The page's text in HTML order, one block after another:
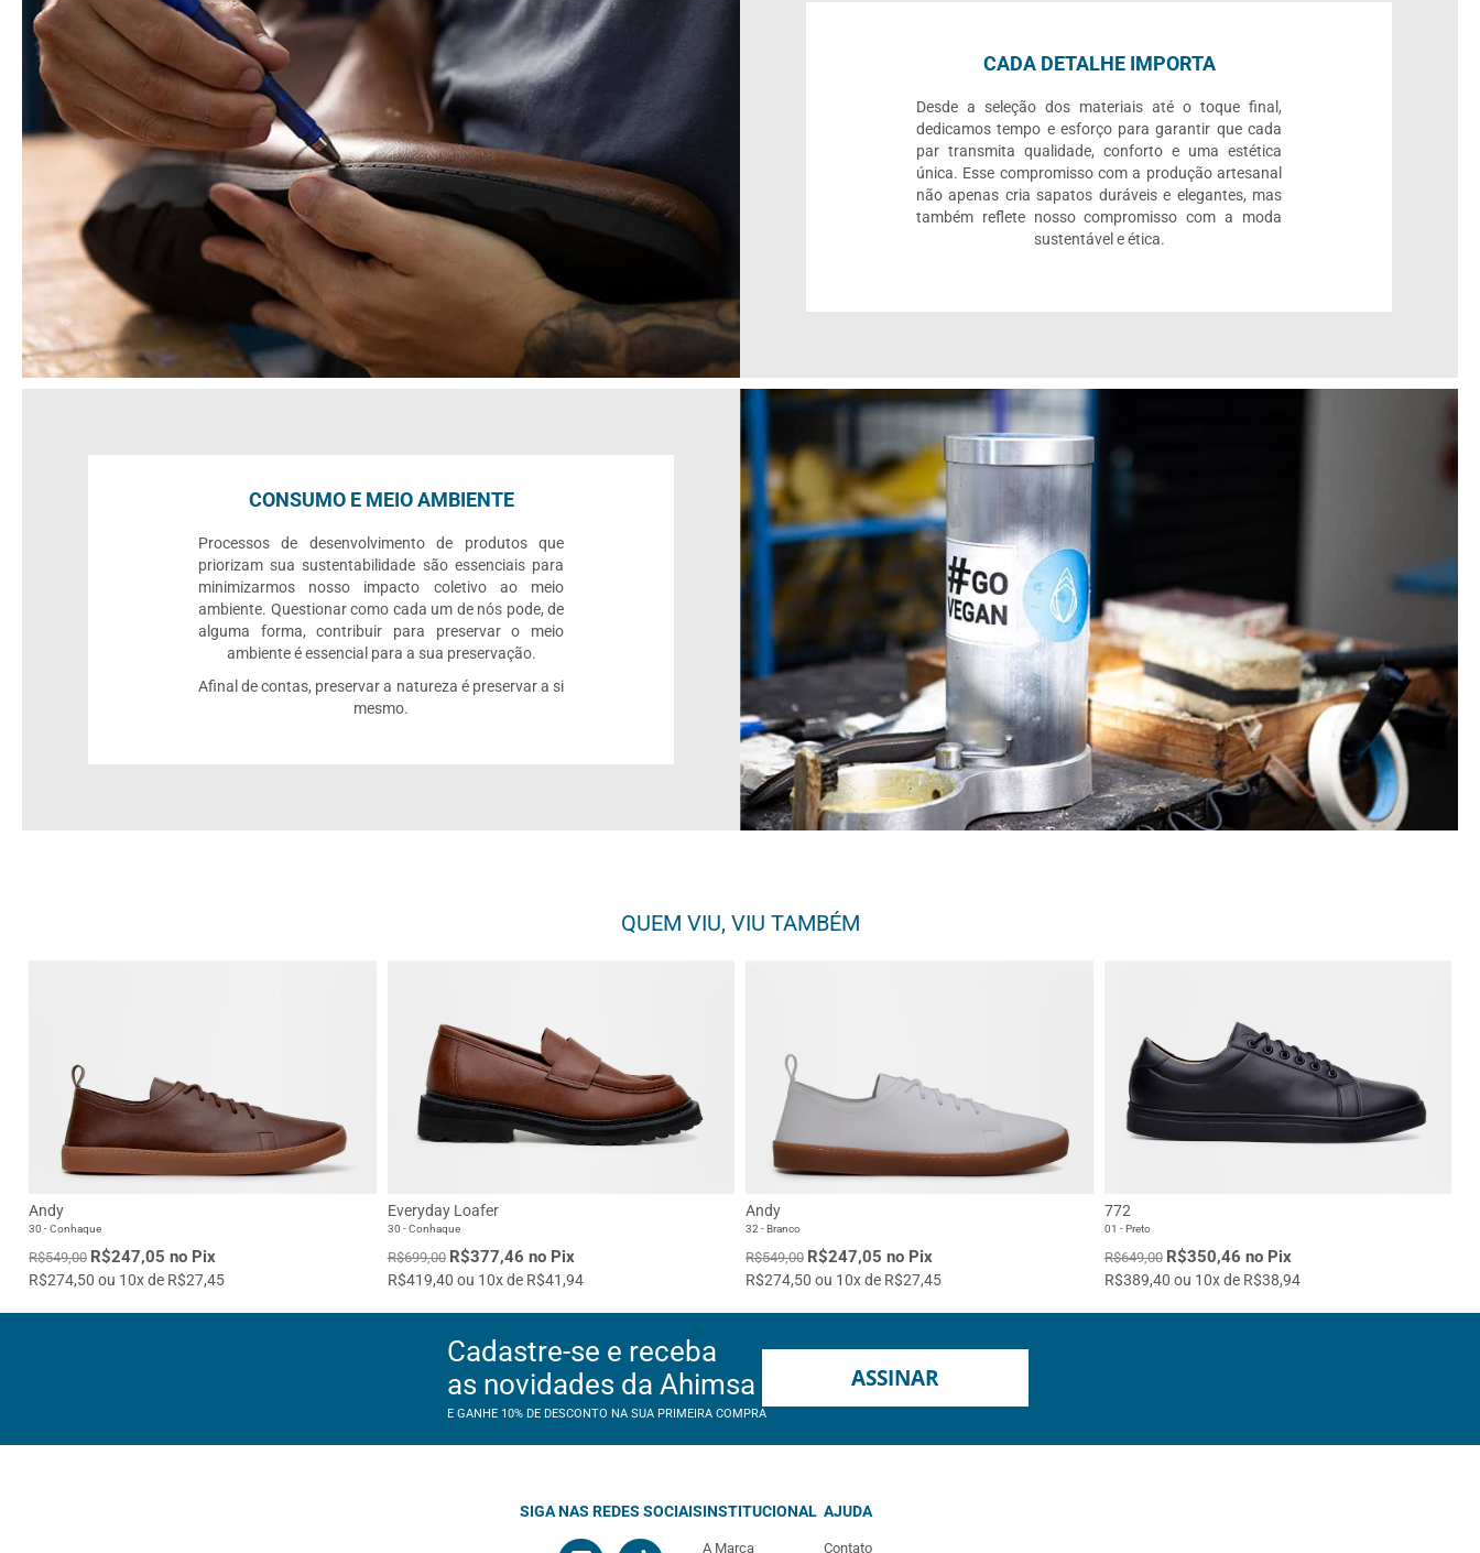
CADA DETALHE IMPORTA
Desde a seleção dos materiais até o toque final,
dedicamos tempo e esforço para garantir que cada
par transmita qualidade, conforto e uma estética
única. Esse compromisso com a produção artesanal
não apenas cria sapatos duráveis e elegantes, mas
também reflete nosso compromisso com a moda
sustentável e ética.
CONSUMO E MEIO AMBIENTE
Processos de desenvolvimento de produtos que
priorizam sua sustentabilidade são essenciais para
minimizarmos nosso impacto coletivo ao meio
ambiente. Questionar como cada um de nós pode, de
alguma forma, contribuir para preservar o meio
ambiente é essencial para a sua preservação.
Afinal de contas, preservar a natureza é preservar a si
mesmo.
QUEM VIU, VIU TAMBÉM
Andy
30 - Conhaque
R$549,00 R$247,05 no Pix
R$274,50 ou 10x de R$27,45
Everyday Loafer
30 - Conhaque
R$699,00 R$377,46 no Pix
R$419,40 ou 10x de R$41,94
Andy
32 - Branco
R$549,00 R$247,05 no Pix
R$274,50 ou 10x de R$27,45
772
01 - Preto
R$649,00 R$350,46 no Pix
R$389,40 ou 10x de R$38,94
Cadastre-se e receba
as novidades da Ahimsa
E GANHE 10% DE DESCONTO NA SUA PRIMEIRA COMPRA
ASSINAR
SIGA NAS REDES SOCIAISINSTITUCIONAL
A Marca
AJUDA
Contato